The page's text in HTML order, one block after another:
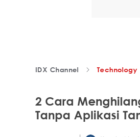
IDX Channel Technology
2 Cara
Tanpa Aplikasi